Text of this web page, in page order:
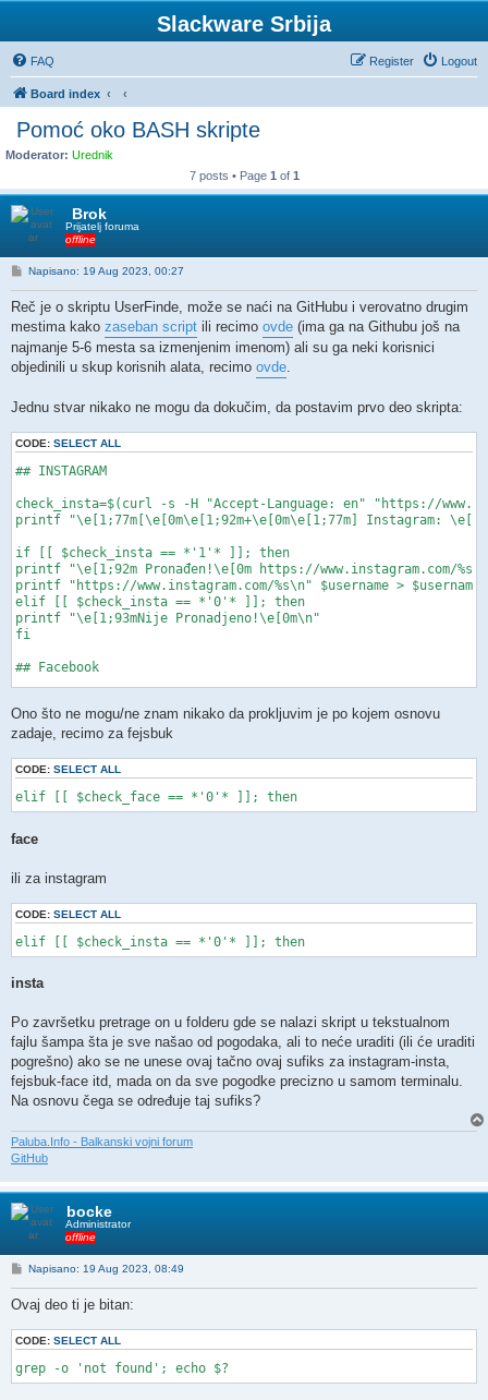
Slackware Srbija
FAQ Logout
Register
Board index
Pomoć oko BASH skripte
Moderator: Urednik
7 posts • Page 1 of 1
Brok
Prijatelj foruma
offline
P
t
Napisano: 19 Aug 2023, 00:27
Reč je o skriptu UserFinde, može se naći na GitHubu i verovatno drugim
mestima kako zaseban script ili recimo ovde (ima ga na Githubu još na
najmanje 5-6 mesta sa izmenjenim imenom) ali su ga neki korisnici
objedinili u skup korisnih alata, recimo ovde
Jednu stvar nikako ne mogu da dokučim, da postavim prvo deo skripta:
CODE: SELECT ALL
## INSTAGRAM
check_insta=$(curl -s -H "Accept-Language: en" "https://
printf "\e[1;77m[\e[0m\e[1;92m+\e[0m\e[1;77m] Instagram:
if [[ $check_insta == *'1'* ]]; then
printf "\e[1;92m Pronađen!\e[0m https://www.instagram.com/
printf "https://www.instagram.com/%s\n" $username >
elif [[ $check_insta == *'0'* ]]; then
printf "\e[1;93mNije Pronadjeno!\e[0m\n"
fi
## Facebook
check_face=$(curl -s "https://www.facebook.com/$username"
if [[ $check_face == *'1'* ]]; then
printf "\e[1;92m Pronađen!\e[0m https://www.facebook.com/%s\n"
printf "https://www.facebook.com/%s\n" $username >>
elif [[ $check_face == *'0'* ]]; then
printf "\e[1;93mNije Pronađen!\e[0m\n"
fi
## TWITTER
printf "\e[1;77m[\e[0m\e[1;92m+\e[0m\e[1;77m] Twitter: \e[0m"
check_twitter=$(curl -s "https://www.twitter.com/$username"
if [[ $check_twitter == *'1'* ]]; then
elif [[ $check_twitter == *'0'* ]]; then
printf "\e[1;93mNije Pronađen!\e[0m\n"
fi
Ono što ne mogu/ne znam nikako da prokljuvim je po kojem osnovu
zadaje, recimo za fejsbuk
CODE: SELECT ALL
elif [[ $check_face == *'0'* ]]; then
face
ili za instagram
CODE: SELECT ALL
elif [[ $check_insta == *'0'* ]]; then
insta
Po završetku pretrage on u folderu gde se nalazi skript u tekstualnom
fajlu šampa šta je sve našao od pogodaka, ali to neće uraditi (ili će uraditi
pogrešno) ako se ne unese ovaj tačno ovaj sufiks za instagram-insta,
fejsbuk-face itd, mada on da sve pogodke precizno u samom terminalu.
Na osnovu čega se određuje taj sufiks?
Paluba.Info - Balkanski vojni forum
GitHub
bocke
Administrator
offline
P
t
Napisano: 19 Aug 2023, 08:49
Ovaj deo ti je bitan:
CODE: SELECT ALL
grep -o 'not found'; echo $?